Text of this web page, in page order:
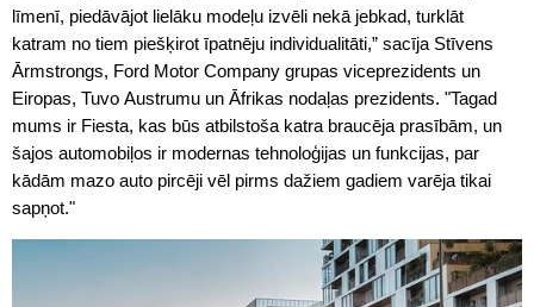
līmenī, piedāvājot lielāku modeļu izvēli nekā jebkad, turklāt
katram no tiem piešķirot īpatnēju individualitāti,” sacīja Stīvens
Ārmstrongs, Ford Motor Company grupas viceprezidents un
Eiropas, Tuvo Austrumu un Āfrikas nodaļas prezidents. "Tagad
mums ir Fiesta, kas būs atbilstoša katra braucēja prasībām, un
šajos automobiļos ir modernas tehnoloģijas un funkcijas, par
kādām mazo auto pircēji vēl pirms dažiem gadiem varēja tikai
sapņot."